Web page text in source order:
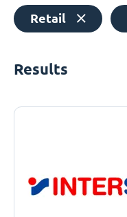
Retail
Results